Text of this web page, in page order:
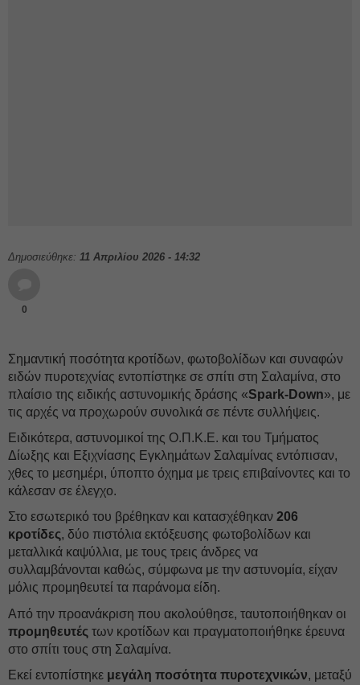
Δημοσιεύθηκε: 11 Απριλίου 2026 - 14:32
0
Σημαντική ποσότητα κροτίδων, φωτοβολίδων και συναφών
ειδών πυροτεχνίας εντοπίστηκε σε σπίτι στη Σαλαμίνα, στο
πλαίσιο της ειδικής αστυνομικής δράσης «Spark-Down», με
τις αρχές να προχωρούν συνολικά σε πέντε συλλήψεις.
Ειδικότερα, αστυνομικοί της Ο.Π.Κ.Ε. και του Τμήματος
Δίωξης και Εξιχνίασης Εγκλημάτων Σαλαμίνας εντόπισαν,
χθες το μεσημέρι, ύποπτο όχημα με τρεις επιβαίνοντες και το
κάλεσαν σε έλεγχο.
Στο εσωτερικό του βρέθηκαν και κατασχέθηκαν 206
κροτίδες, δύο πιστόλια εκτόξευσης φωτοβολίδων και
μεταλλικά καψύλλια, με τους τρεις άνδρες να
συλλαμβάνονται καθώς, σύμφωνα με την αστυνομία, είχαν
μόλις προμηθευτεί τα παράνομα είδη.
Από την προανάκριση που ακολούθησε, ταυτοποιήθηκαν οι
προμηθευτές των κροτίδων και πραγματοποιήθηκε έρευνα
στο σπίτι τους στη Σαλαμίνα.
Εκεί εντοπίστηκε μεγάλη ποσότητα πυροτεχνικών, μεταξύ